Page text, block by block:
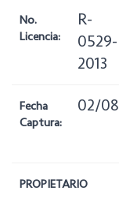
No.
Licencia:
R-
0529-
2013
Fecha
Captura:
02/
PROPIETARIO